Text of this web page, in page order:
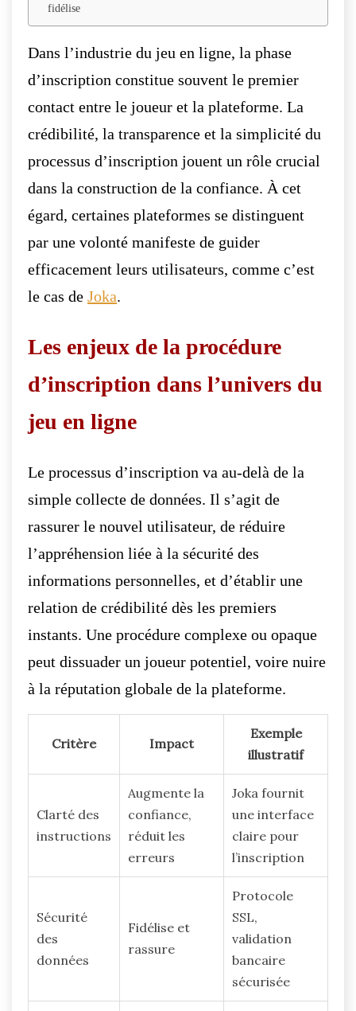
fidélise
Dans l’industrie du jeu en ligne, la phase
d’inscription constitue souvent le premier
contact entre le joueur et la plateforme. La
crédibilité, la transparence et la simplicité du
processus d’inscription jouent un rôle crucial
dans la construction de la confiance. À cet
égard, certaines plateformes se distinguent
par une volonté manifeste de guider
efficacement leurs utilisateurs, comme c’est
le cas de Joka.
Les enjeux de la procédure
d’inscription dans l’univers du
jeu en ligne
Le processus d’inscription va au-delà de la
simple collecte de données. Il s’agit de
rassurer le nouvel utilisateur, de réduire
l’appréhension liée à la sécurité des
informations personnelles, et d’établir une
relation de crédibilité dès les premiers
instants. Une procédure complexe ou opaque
peut dissuader un joueur potentiel, voire nuire
à la réputation globale de la plateforme.
Critère Impact
Exemple
illustratif
Clarté des
instructions
Augmente la
confiance,
réduit les
erreurs
Joka fournit
une interface
claire pour
l’inscription
Sécurité
des
données
Fidélise et
rassure
Protocole
SSL,
validation
bancaire
sécurisée